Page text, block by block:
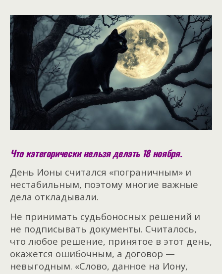
Что категорически нельзя делать 18 ноября.
День Ионы считался «пограничным» и
нестабильным, поэтому многие важные
дела откладывали.
Не принимать судьбоносных решений и
не подписывать документы. Считалось,
что любое решение, принятое в этот день,
окажется ошибочным, а договор —
невыгодным. «Слово, данное на Иону,